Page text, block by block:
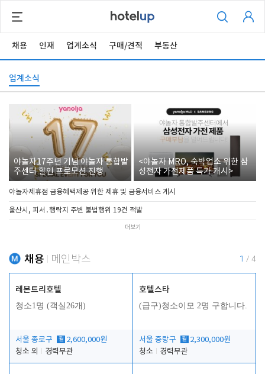
채용 인재 업계소식 구매/견적 부동산
업계소식
야놀자17주년 기념 야놀자 통합발
주센터 할인 프로모션 진행
<야놀자 MRO, 숙박업소 위한 삼
성전자 가전제품 특가 개시>
야놀자제휴점 금융혜택제공 위한 제휴 및 금융서비스 게시
울산시, 피서․행락지 주변 불법행위 19건 적발
더보기
채용 메인박스 1 / 4
레몬트리호텔
청소1명 (객실26개)
서울 종로구 월 2,600,000원
청소 외
경력무관
호텔스타
(급구)청소이모 2명 구합니다.
서울 중랑구 월 2,300,000원
청소
경력무관